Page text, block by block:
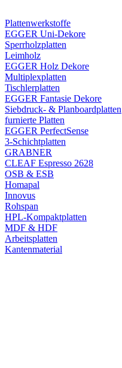
Plattenwerkstoffe
EGGER Uni-Dekore
Sperrholzplatten
Leimholz
EGGER Holz Dekore
Multiplexplatten
Tischlerplatten
EGGER Fantasie Dekore
Siebdruck- & Planboardplatten
furnierte Platten
EGGER PerfectSense
3-Schichtplatten
GRABNER
CLEAF Espresso 2628
OSB & ESB
Homapal
Innovus
Rohspan
HPL-Kompaktplatten
MDF & HDF
Arbeitsplatten
Kantenmaterial